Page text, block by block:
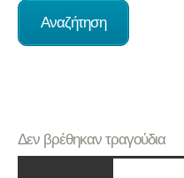
Δεν βρέθηκαν τραγούδια